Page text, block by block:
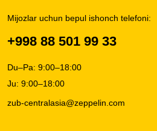
Mijozlar uchun bepul ishonch telefoni:
+998 88 501 99 33
Du–Pa: 9:00–18:00
Ju: 9:00–18:00
zub-centralasia@zeppelin.com